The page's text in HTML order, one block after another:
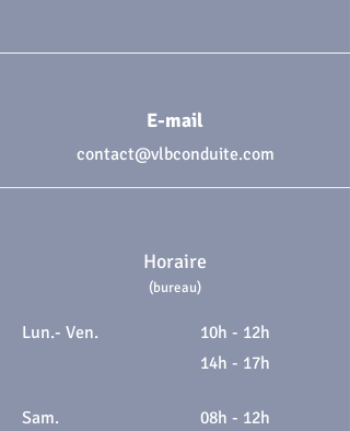
E-mail
contact@vlbconduite.com
Horaire
(bureau)
Lun.- Ven.
10h - 12h
14h - 17h
Sam.
08h - 12h